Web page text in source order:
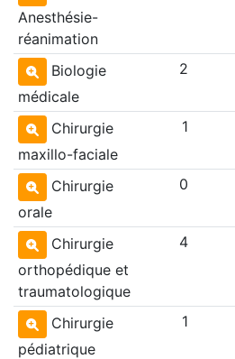
Anesthésie-
réanimation
Biologie
médicale
2
Chirurgie
maxillo-faciale
1
Chirurgie
orale
0
Chirurgie
orthopédique et
traumatologique
4
Chirurgie
pédiatrique
1